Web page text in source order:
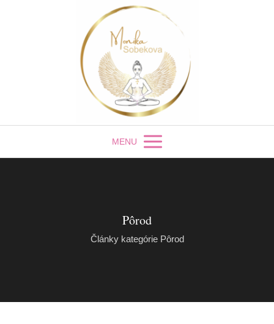
MENU
Pôrod
Články kategórie Pôrod